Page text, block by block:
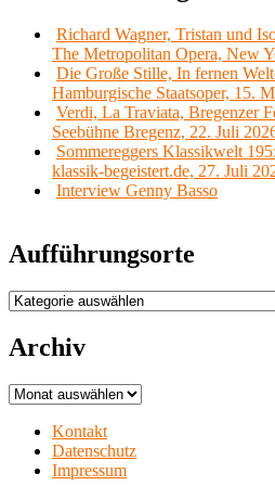
Richard Wagner, Tristan und
The Metropolitan Opera, New
Die Große Stille, In fernen
Hamburgische Staatsoper, 15.
Verdi, La Traviata, Bregenzer
Seebühne Bregenz, 22. Juli
Sommereggers Klassikwelt
klassik-begeistert.de, 27. Juli
Interview Genny Basso
Aufführungsorte
Aufführungsorte
Archiv
Archiv
Kontakt
Datenschutz
Impressum